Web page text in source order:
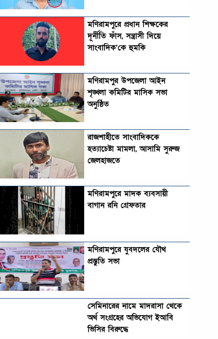
মণিরামপুরে প্রধান শিক্ষকের
দূর্নীতি ফাঁস, সন্ত্রাসী দিয়ে
সাংবাদিক’কে হুমকি
মণিরামপুর উপজেলা আইন
শৃঙ্খলা কমিটির মাসিক সভা
অনুষ্ঠিত‎‎
রাজশাহীতে সাংবাদিককে
হত্যাচেষ্টা মামলা, আসামি সুরুজ
জেলহাজতে
মণিরামপুরে মাদক ব্যবসায়ী
বাগান রনি গ্রেফতার
মণিরামপুরে যুবদলের যৌথ
প্রস্তুতি সভা
সেমিনারের নামে মাদরাসা থেকে
অর্থ সংগ্রহের অভিযোগ ইআবি
ভিসির বিরুদ্ধে